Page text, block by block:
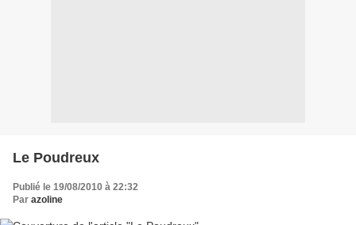
Le Poudreux
Publié le 19/08/2010 à 22:32
Par azoline